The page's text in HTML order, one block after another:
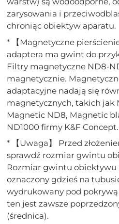
zarysowania i
chroniąc obiektyw aparatu.
* 【Magnetyczne
adaptera ma gwint do
Filtry magnetyczne ND8-
magnetycznie.
adaptacyjne nadają się
magnetycznych, takich jak
Magnetic ND8, Magnetic
ND1000 firmy K&F Concept.
* 【Uwaga】 Przed
sprawdź rozmiar gwintu
Rozmiar gwintu obiektywu
oznaczony gdzieś na
wydrukowany pod
ten jest zawsze
(średnica).